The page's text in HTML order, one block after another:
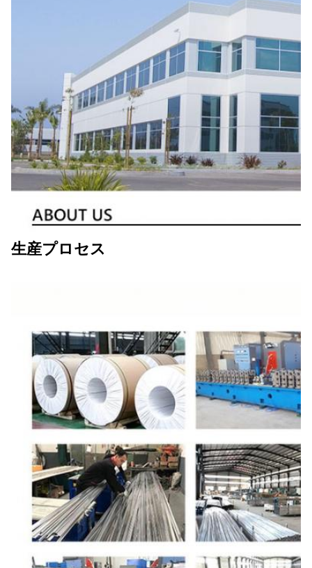
生産プロセス